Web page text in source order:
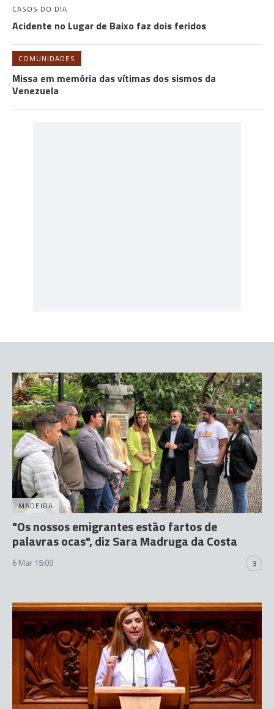
CASOS DO DIA
Acidente no Lugar de Baixo faz dois feridos
COMUNIDADES
Missa em memória das vítimas dos sismos da
Venezuela
MADEIRA
"Os nossos emigrantes estão fartos de
palavras ocas", diz Sara Madruga da Costa
6 Mar 15:09 3